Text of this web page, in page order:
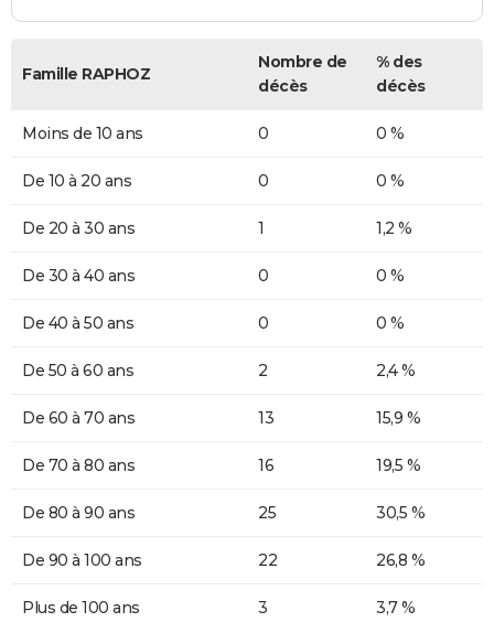
Famille RAPHOZ
Nombre de
décès
% des
décès
Moins de 10 ans 0 0 %
De 10 à 20 ans 0 0 %
De 20 à 30 ans 1 1,2 %
De 30 à 40 ans 0 0 %
De 40 à 50 ans 0 0 %
De 50 à 60 ans 2 2,4 %
De 60 à 70 ans 13 15,9 %
De 70 à 80 ans 16 19,5 %
De 80 à 90 ans 25 30,5 %
De 90 à 100 ans 22 26,8 %
Plus de 100 ans 3 3,7 %